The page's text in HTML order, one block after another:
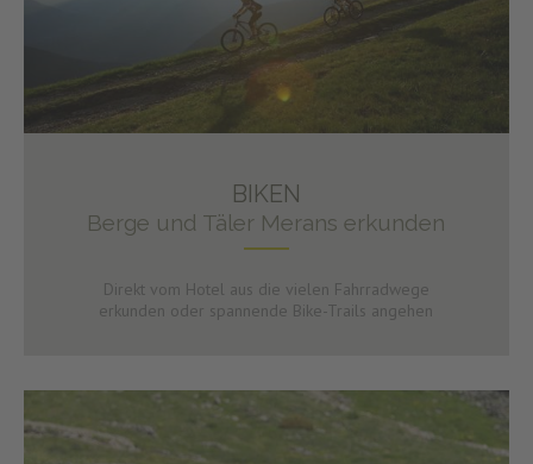
BIKEN
Berge und Täler Merans erkunden
Direkt vom Hotel aus die vielen Fahrradwege
erkunden oder spannende Bike-Trails angehen